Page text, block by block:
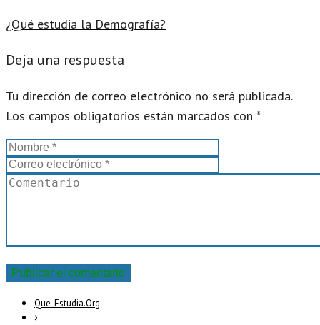
¿Qué estudia la Demografía?
Deja una respuesta
Tu dirección de correo electrónico no será publicada.
Los campos obligatorios están marcados con *
Que-Estudia.Org
›